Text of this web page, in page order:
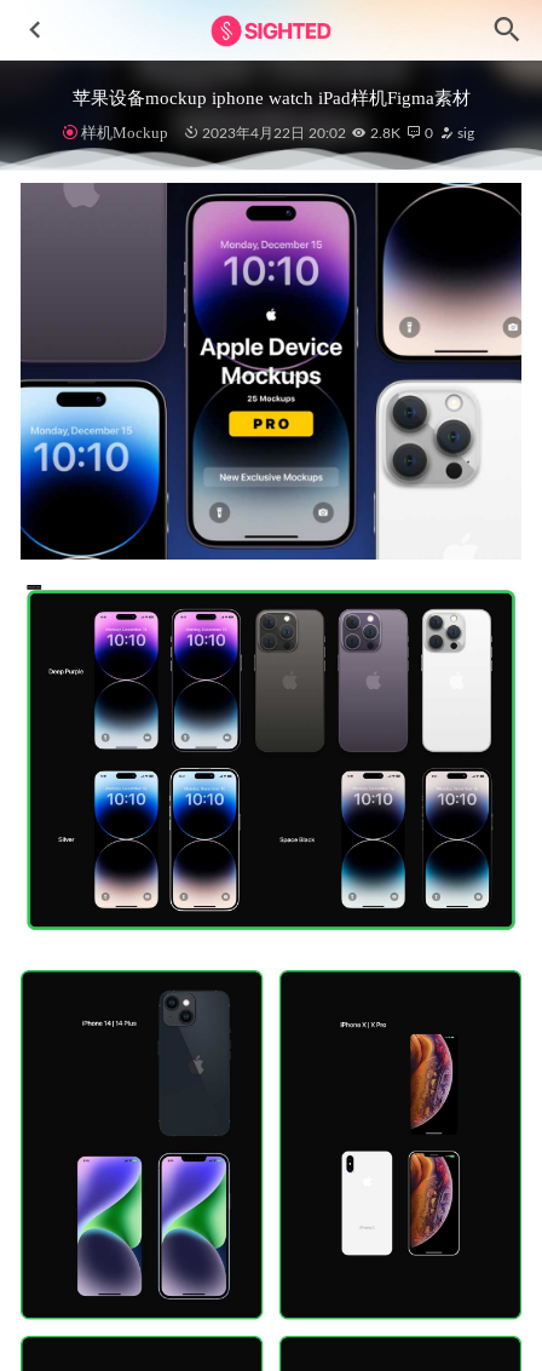
苹果设备mockup iphone watch iPad样机Figma素材
样机Mockup 2023年4月22日 20:02 2.8K 0 sig
FoodGo美食外卖app ui设计.xd素材 2022-01-20
ios uikit设计模板 .sketch素材 2020-12-30
1200+ 3D icon图标设计 .fig素材 2021-10-19
Bankoo-金融银行app界面设计素材
2023-08-05
CRM 客户关系管理系统Dashboard仪表盘设计 .xd素材 2021-